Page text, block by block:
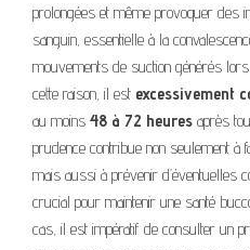
prolongées et même provoquer des
sanguin, essentielle à la
mouvements de suction générés
cette raison, il est excessivement
au moins 48 à 72 heures après
prudence contribue non seulement à
mais aussi à prévenir d’éventuelles
crucial pour maintenir une santé
cas, il est impératif de consulter un